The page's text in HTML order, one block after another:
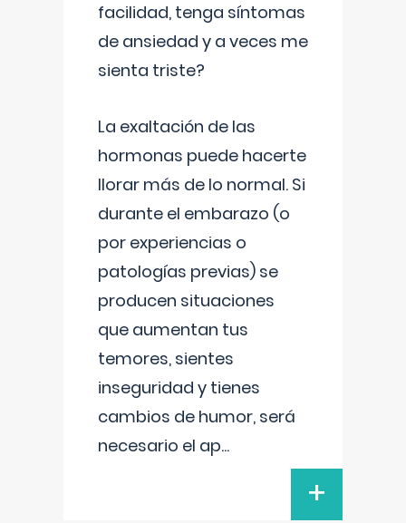
facilidad, tenga síntomas
de ansiedad y a veces me
sienta triste?
La exaltación de las
hormonas puede hacerte
llorar más de lo normal. Si
durante el embarazo (o
por experiencias o
patologías previas) se
producen situaciones
que aumentan tus
temores, sientes
inseguridad y tienes
cambios de humor, será
necesario el ap...
+